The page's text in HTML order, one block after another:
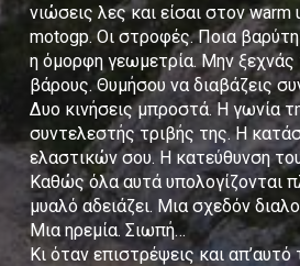
νιώσεις λες και είσαι στον
motogp. Οι στροφές. Ποια
η όμορφη γεωμετρία. Μην ξεχνάς
βάρους. Θυμήσου να διαβάζεις
Δυο κινήσεις μπροστά. Η γωνία
συντελεστής τριβής της. Η
ελαστικών σου. Η κατεύθυνση
Καθώς όλα αυτά υπολογίζονται
μυαλό αδειάζει. Μια σχεδόν
Μια ηρεμία. Σιωπή…
Κι όταν επιστρέψεις και απ’αυτό